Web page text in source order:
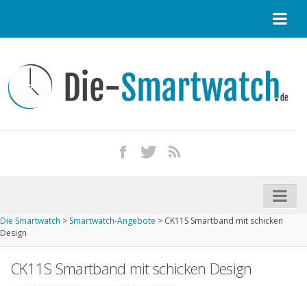
Kontakt / Tipp geben
Impressum
iPhone kaufen
Startseite
Kommende Smartwatches
Die Smartwatch > Smartwatch-Angebote > CK11S Smartband mit schicken
Design
CK11S Smartband mit schicken Design